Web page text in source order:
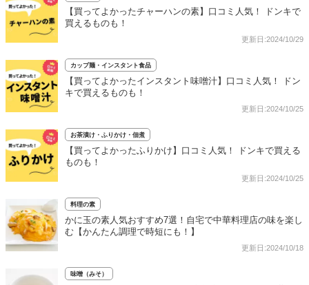
【買ってよかったチャーハンの素】口コミ人気！ ドンキで
買えるものも！
更新日:2024/10/29
カップ麺・インスタント食品
【買ってよかったインスタント味噌汁】口コミ人気！ ドン
キで買えるものも！
更新日:2024/10/25
お茶漬け・ふりかけ・佃煮
【買ってよかったふりかけ】口コミ人気！ ドンキで買える
ものも！
更新日:2024/10/25
料理の素
かに玉の素人気おすすめ7選！自宅で中華料理店の味を楽し
む【かんたん調理で時短にも！】
更新日:2024/10/18
味噌（みそ）